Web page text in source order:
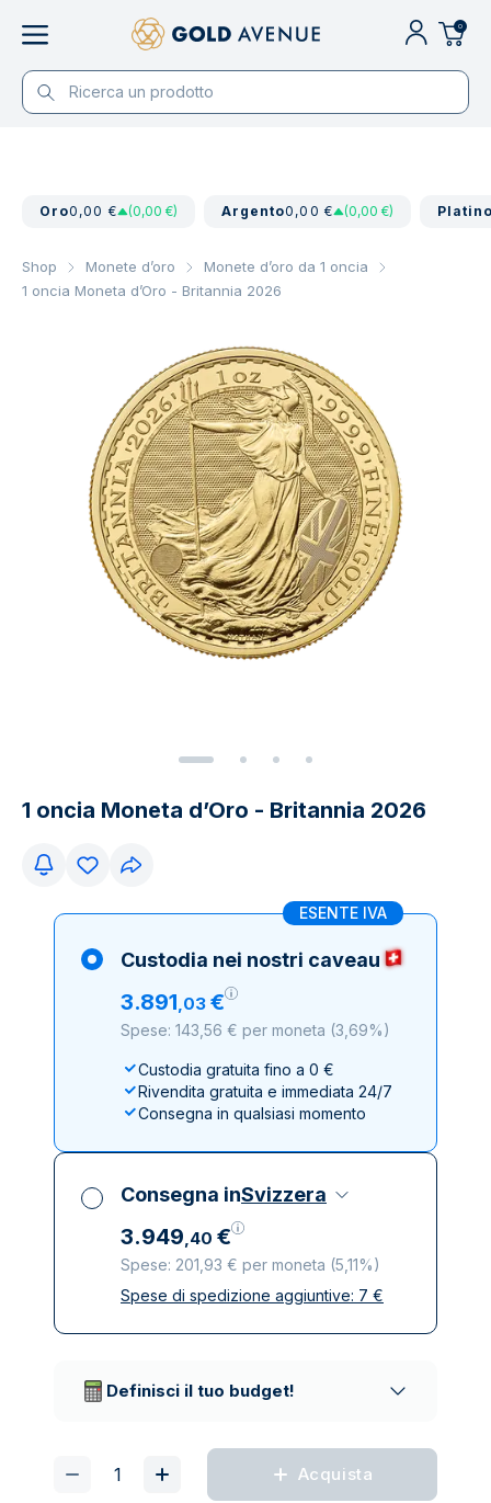
0
Oro0,00 € (0,00 €) Argento0,00 € (0,00 €)
Shop Monete d’oro
Monete d’oro da 1 oncia
1 oncia Moneta d’Oro - Britannia 2026
1 oncia Moneta d’Oro - Britannia 2026
ESENTE IVA
Custodia nei nostri caveau
3.891,03 €
Spese: 143,56 € per moneta (3,69%)
Custodia gratuita fino a 0 €
Rivendita gratuita e immediata 24/7
Consegna in qualsiasi momento
Consegna inSvizzera
3.949,40 €
Spese: 201,93 € per moneta (5,11%)
Tutte le tasse incluse
Spese di spedizione aggiuntive: 7 €
Definisci il tuo budget!
Acquista